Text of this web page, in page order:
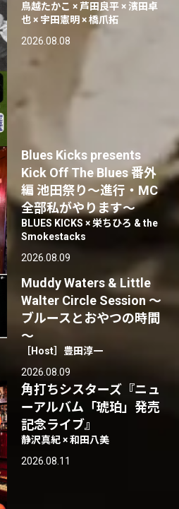
鳥越たかこ × 芦田良平 × 濱田卓
也 × 宇田憲明 × 橋爪拓
2026.08.08
Blues Kicks presents
Kick Off The Blues 番外
編 池田祭り〜進行・MC
全部私がやります〜
BLUES KICKS × 栄ちひろ & the
Smokestacks
2026.08.09
Muddy Waters & Little
Walter Circle Session ～
ブルースとおやつの時間
～
［Host］豊田淳一
2026.08.09
角打ちシスターズ『ニュ
ーアルバム「琥珀」発売
記念ライブ』
静沢真紀 × 和田八美
2026.08.11